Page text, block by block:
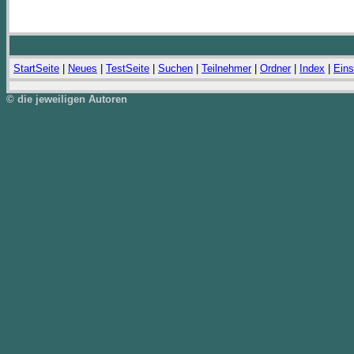
StartSeite Neues TestSeite Suchen Teilnehmer| Ordner| Index
© die jeweiligen Autoren